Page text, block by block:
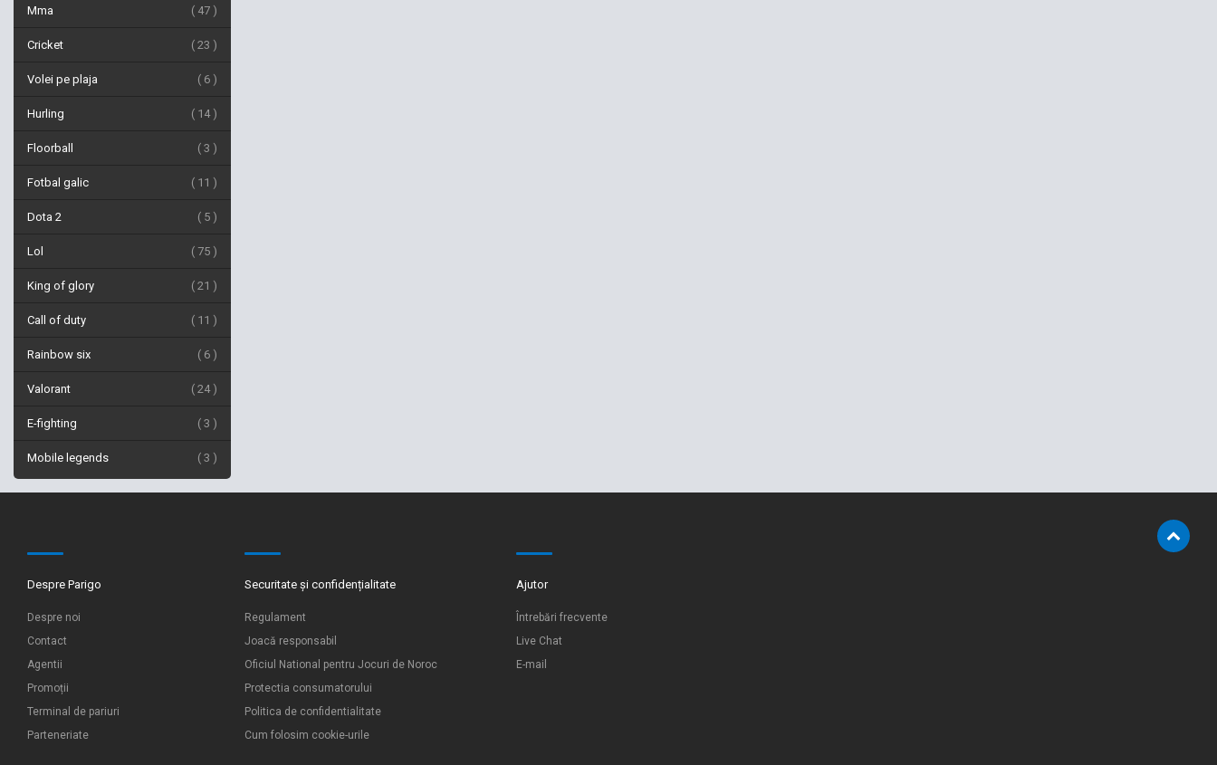
Mma 47
Cricket 23
Volei pe plaja 6
Hurling 14
Floorball 3
Fotbal galic 11
Dota 2 5
Lol 75
King of glory 21
Call of duty 11
Rainbow six 6
Valorant 24
E-fighting 3
Mobile legends 3
Despre Parigo
Despre noi
Contact
Agentii
Promoții
Terminal de pariuri
Parteneriate
Securitate și confidențialitate
Regulament
Joacă responsabil
Oficiul National pentru Jocuri de Noroc
Protectia consumatorului
Politica de confidentialitate
Cum folosim cookie-urile
Ajutor
Întrebări frecvente
Live Chat
E-mail